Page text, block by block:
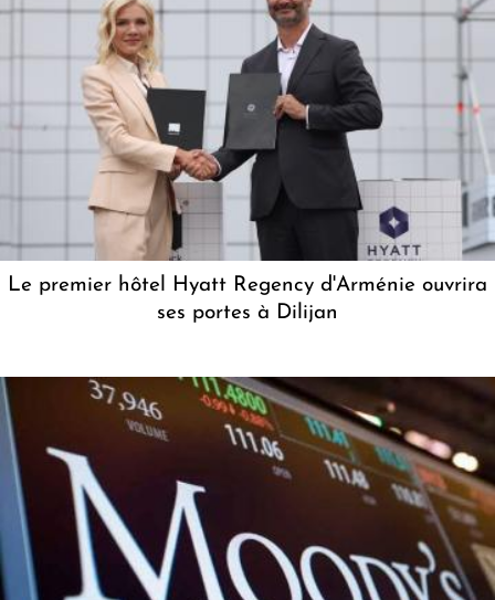
Le premier hôtel Hyatt Regency d'Arménie ouvrira
ses portes à Dilijan